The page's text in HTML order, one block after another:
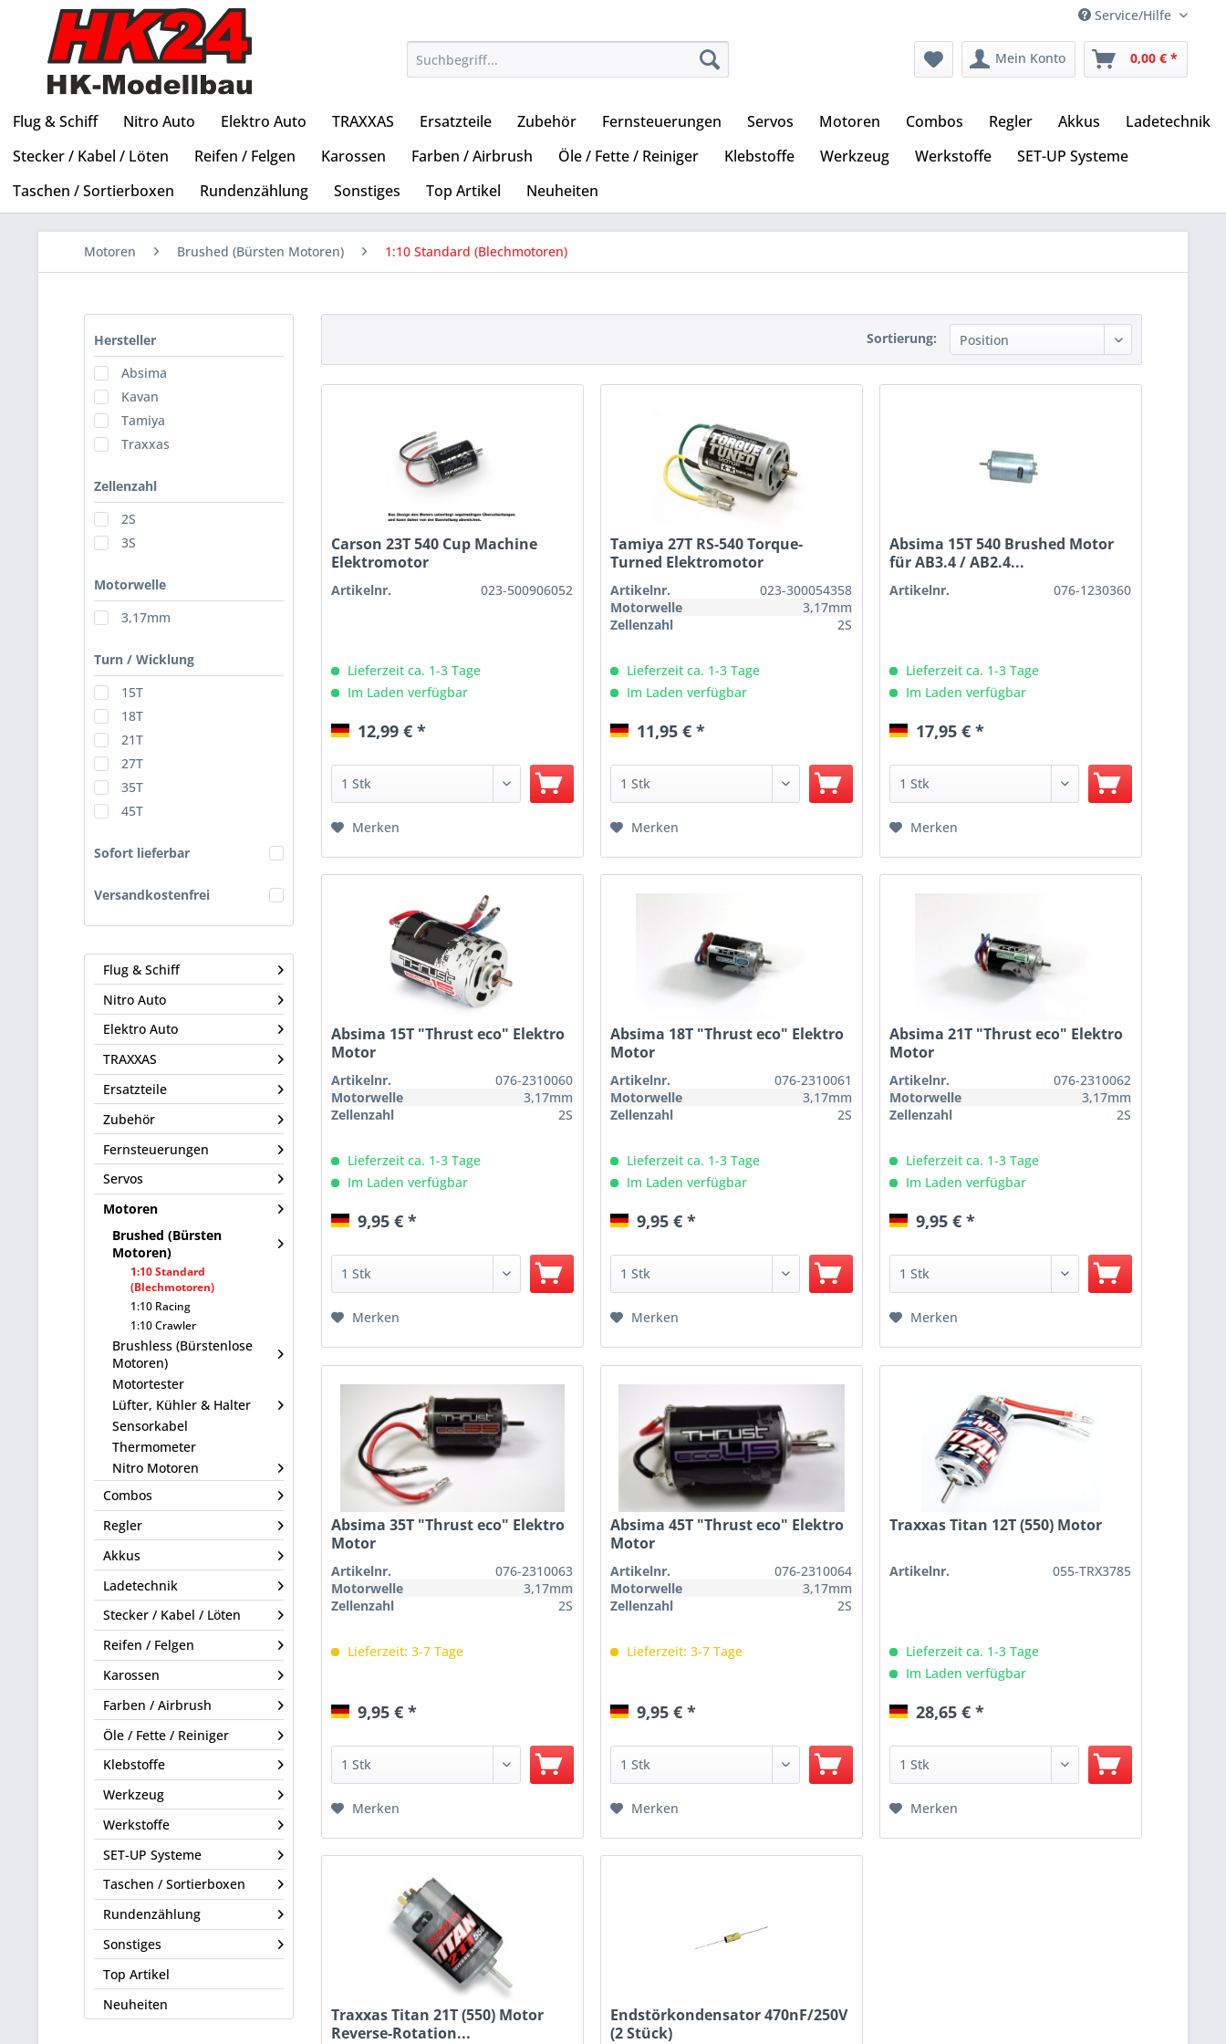
Service/Hilfe
Mein Konto 0,00 € *
Flug & Schiff Nitro Auto Elektro Auto TRAXXAS Ersatzteile Zubehör Fernsteuerungen Servos Motoren Combos Regler Akkus
Ladetechnik
Stecker / Kabel / Löten
Reifen / Felgen Karossen Farben / Airbrush Öle / Fette / Reiniger Klebstoffe Werkzeug Werkstoffe
SET-UP Systeme
Taschen / Sortierboxen
Rundenzählung Sonstiges Top Artikel Neuheiten
Motoren Brushed (Bürsten Motoren) 1:10 Standard (Blechmotoren)
Hersteller
Absima
Kavan
Tamiya
Traxxas
Zellenzahl
2S
3S
Motorwelle
3,17mm
Turn / Wicklung
15T
18T
21T
27T
35T
45T
Sofort lieferbar
Versandkostenfrei
Flug & Schiff
Nitro Auto
Elektro Auto
TRAXXAS
Ersatzteile
Zubehör
Fernsteuerungen
Servos
Motoren
Brushed (Bürsten
Motoren)
1:10 Standard
(Blechmotoren)
1:10 Racing
1:10 Crawler
Brushless (Bürstenlose
Motoren)
Motortester
Lüfter, Kühler & Halter
Sensorkabel
Thermometer
Nitro Motoren
Combos
Regler
Akkus
Ladetechnik
Stecker / Kabel / Löten
Reifen / Felgen
Karossen
Farben / Airbrush
Öle / Fette / Reiniger
Klebstoffe
Werkzeug
Werkstoffe
SET-UP Systeme
Taschen / Sortierboxen
Rundenzählung
Sonstiges
Top Artikel
Neuheiten
Sortierung:
Carson 23T 540 Cup Machine
Elektromotor
Artikelnr. 023-500906052
Lieferzeit ca. 1-3 Tage
Im Laden verfügbar
12,99 € *
Merken
Tamiya 27T RS-540 Torque-
Turned Elektromotor
Artikelnr.
023-300054358
Motorwelle
3,17mm
Zellenzahl
2S
Lieferzeit ca. 1-3 Tage
Im Laden verfügbar
11,95 € *
Merken
Absima 15T 540 Brushed Motor
für AB3.4 / AB2.4...
Artikelnr. 076-1230360
Lieferzeit ca. 1-3 Tage
Im Laden verfügbar
17,95 € *
Merken
Absima 15T "Thrust eco" Elektro
Motor
Artikelnr.
076-2310060
Motorwelle
3,17mm
Zellenzahl
2S
Lieferzeit ca. 1-3 Tage
Im Laden verfügbar
9,95 € *
Merken
Absima 18T "Thrust eco" Elektro
Motor
Artikelnr.
076-2310061
Motorwelle
3,17mm
Zellenzahl
2S
Lieferzeit ca. 1-3 Tage
Im Laden verfügbar
9,95 € *
Merken
Absima 21T "Thrust eco" Elektro
Motor
Artikelnr.
076-2310062
Motorwelle
3,17mm
Zellenzahl
2S
Lieferzeit ca. 1-3 Tage
Im Laden verfügbar
9,95 € *
Merken
Absima 35T "Thrust eco" Elektro
Motor
Artikelnr.
076-2310063
Motorwelle
3,17mm
Zellenzahl
2S
Lieferzeit: 3-7 Tage
9,95 € *
Merken
Absima 45T "Thrust eco" Elektro
Motor
Artikelnr.
076-2310064
Motorwelle
3,17mm
Zellenzahl
2S
Lieferzeit: 3-7 Tage
9,95 € *
Merken
Traxxas Titan 12T (550) Motor
Artikelnr. 055-TRX3785
Lieferzeit ca. 1-3 Tage
Im Laden verfügbar
28,65 € *
Merken
Traxxas Titan 21T (550) Motor
Reverse-Rotation...
Endstörkondensator 470nF/250V
(2 Stück)